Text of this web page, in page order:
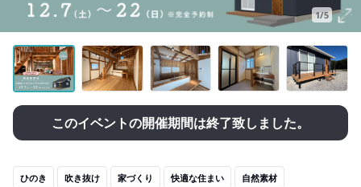
1/5
このイベントの開催期間は終了致しました。
ひのき 吹き抜け 家づくり 快適な住まい 自然素材